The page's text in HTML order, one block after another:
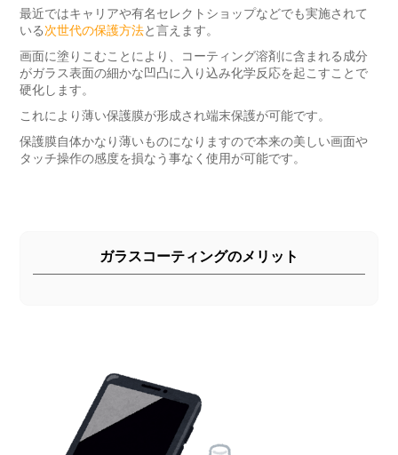
最近ではキャリアや有名セレクトショップなどでも実施されて
いる次世代の保護方法と言えます。
画面に塗りこむことにより、コーティング溶剤に含まれる成分
がガラス表面の細かな凹凸に入り込み化学反応を起こすことで
硬化します。
これにより薄い保護膜が形成され端末保護が可能です。
保護膜自体かなり薄いものになりますので本来の美しい画面や
タッチ操作の感度を損なう事なく使用が可能です。
ガラスコーティングのメリット